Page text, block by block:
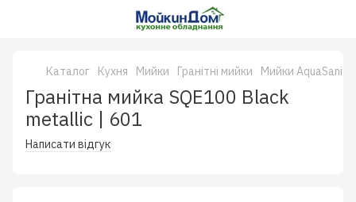
Каталог Кухня Мийки Гранітні мийки Мийки AquaSanita
Гранітна мийка SQE100 Black
metallic | 601
Написати відгук